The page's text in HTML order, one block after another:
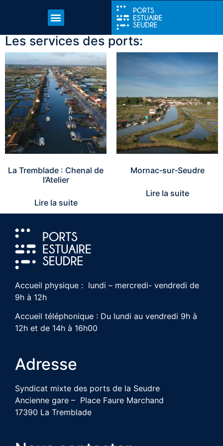
La Tremblade : Chenal de
l’Atelier
Lire la suite
Mornac‑sur‑Seudre
Lire la suite
Les services des ports:
Accueil physique : lundi – mercredi- vendredi de
9h à 12h
Accueil téléphonique : Du lundi au vendredi 9h à
12h et de 14h à 16h00
Adresse
Syndicat mixte des ports de la Seudre
Ancienne gare – Place Faure Marchand
17390 La Tremblade